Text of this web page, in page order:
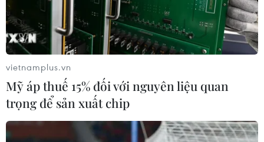
Tiền điện tử gây khó cho cuộc chiến
chống tài trợ khủng bố
vietnamplus.vn
Mỹ áp thuế 15% đối với nguyên liệu quan
trọng để sản xuất chip